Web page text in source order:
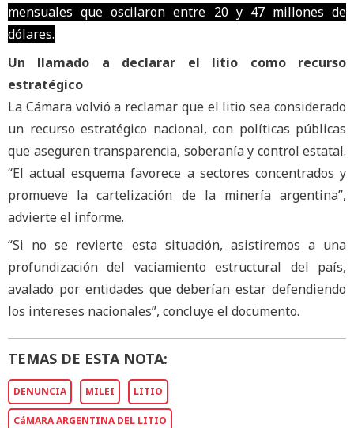
mensuales que oscilaron entre 20 y 47 millones de
dólares.
Un llamado a declarar el litio como recurso
estratégico
La Cámara volvió a reclamar que el litio sea considerado
un recurso estratégico nacional, con políticas públicas
que aseguren transparencia, soberanía y control estatal.
“El actual esquema favorece a sectores concentrados y
promueve la cartelización de la minería argentina”,
advierte el informe.
“Si no se revierte esta situación, asistiremos a una
profundización del vaciamiento estructural del país,
avalado por entidades que deberían estar defendiendo
los intereses nacionales”, concluye el documento.
TEMAS DE ESTA NOTA:
DENUNCIA MILEI LITIO
CáMARA ARGENTINA DEL LITIO